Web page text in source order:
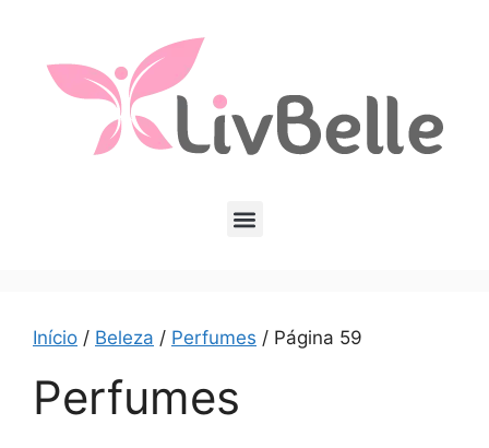
Início / Beleza / Perfumes / Página 59
Perfumes